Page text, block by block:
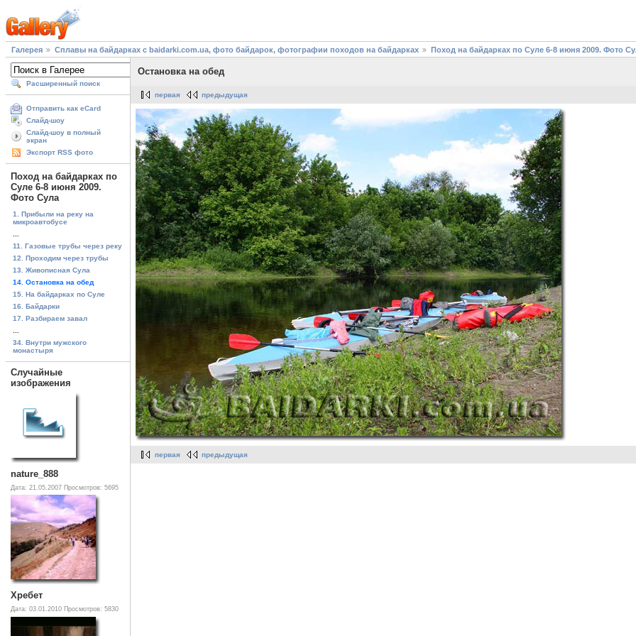
Галерея Сплавы на байдарках с baidarki.com.ua, фото байдарок, фотографии походов на байдарках Поход на байдарках по Суле 6-8 июня 2009. Фото
Расширенный поиск
Отправить как eCard
Слайд-шоу
Слайд-шоу в полный
экран
Экспорт RSS фото
Поход на байдарках по
Суле 6-8 июня 2009.
Фото Сула
1. Прибыли на реку на
микроавтобусе
11. Газовые трубы через реку
12. Проходим через трубы
13. Живописная Сула
14. Остановка на обед
15. На байдарках по Суле
16. Байдарки
17. Разбираем завал
34. Внутри мужского
монастыря
Случайные
изображения
nature_888
Дата: 21.05.2007 Просмотров: 5695
Хребет
Дата: 03.01.2010 Просмотров: 5830
Остановка на обед
первая предыдущая
первая предыдущая